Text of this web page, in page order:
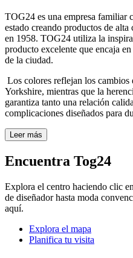
TOG24 es una empresa familiar
estado creando productos de
en 1958. TOG24 utiliza la
producto excelente que encaja
de la ciudad.
Los colores reflejan los cambios
Yorkshire, mientras que la
garantiza tanto una relación
complicaciones diseñados para
Leer más
Encuentra Tog24
Explora el centro haciendo clic
de diseñador hasta moda
aquí.
Explora el mapa
Planifica tu visita